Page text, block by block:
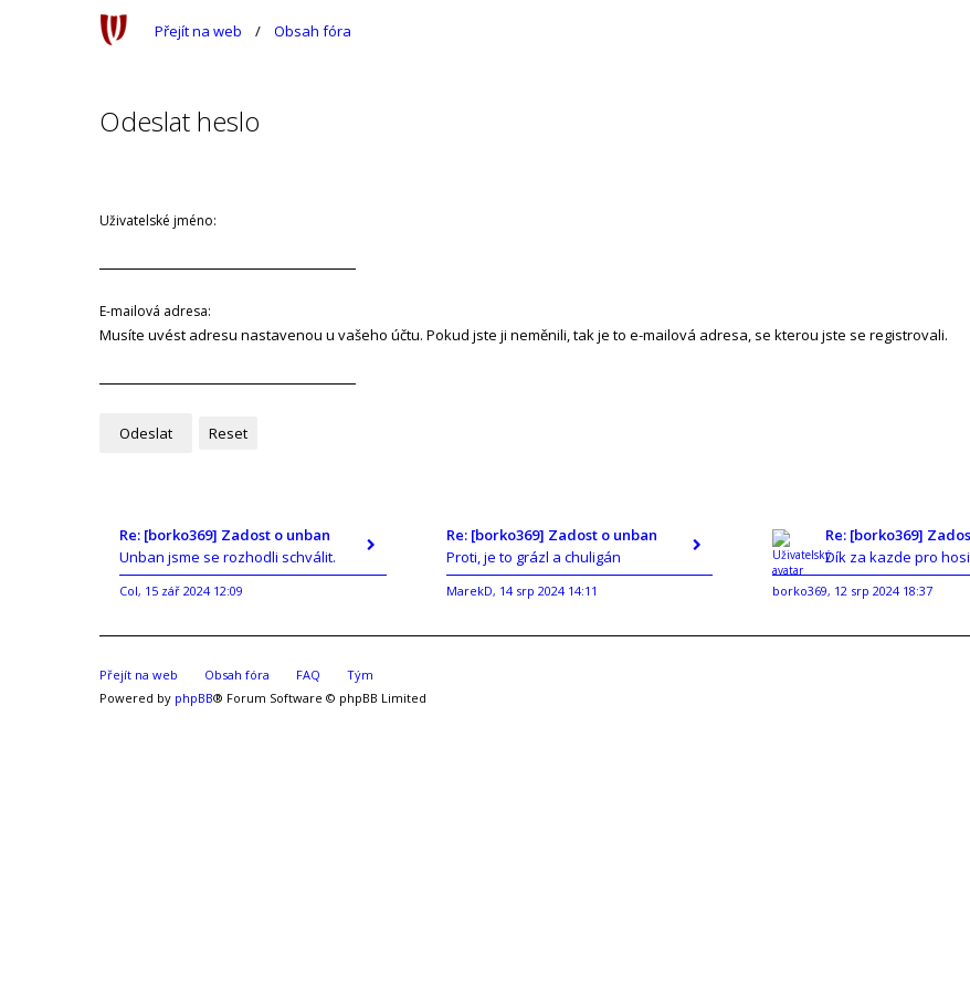
Přejít na web Obsah fóra
Odeslat heslo
Uživatelské jméno:
E-mailová adresa:
Musíte uvést adresu nastavenou u vašeho účtu. Pokud jste ji neměnili, tak je to e-mailová adresa, se kterou jste se registrovali.
Re: [borko369] Zadost o unban
Unban jsme se rozhodli schválit.
Col, 15 zář 2024 12:09
Re: [borko369] Zadost o unban
Proti, je to grázl a chuligán
MarekD, 14 srp 2024 14:11
Dík za kazde pro hosi
borko369, 12 srp 2024 18:37
Přejít na web Obsah fóra FAQ Tým
Powered by phpBB® Forum Software © phpBB Limited